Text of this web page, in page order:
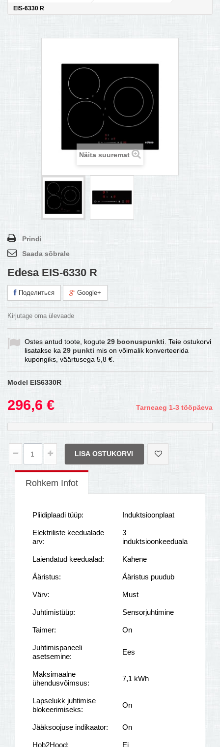
MULTIKEETJA.EE OSTUABI
EIS-6330 R
Näita suuremat
Prindi
Saada sõbrale
Edesa EIS-6330 R
Поделиться Google+
Kirjutage oma ülevaade
Ostes antud toote, kogute 29 boonuspunkti . Teie ostukorvi
lisatakse ka 29 punkti mis on võimalik konverteerida
kupongiks, väärtusega 5,8 €
Model EIS6330R
296,6 € Tarneaeg 1-3 tööpäeva
LISA OSTUKORVI
Rohkem Infot
Pliidiplaadi tüüp: Induktsioonplaat
Elektriliste keedualade
arv:
3
induktsioonkeeduala
Laiendatud keedualad: Kahene
Ääristus: Ääristus puudub
Värv: Must
Juhtimistüüp: Sensorjuhtimine
Taimer: On
Juhtimispaneeli
asetsemine:
Ees
Maksimaalne
ühendusvõimsus:
7,1 kWh
Lapselukk juhtimise
blokeerimiseks:
On
Jääksoojuse indikaator: On
Hob2Hood: Ei